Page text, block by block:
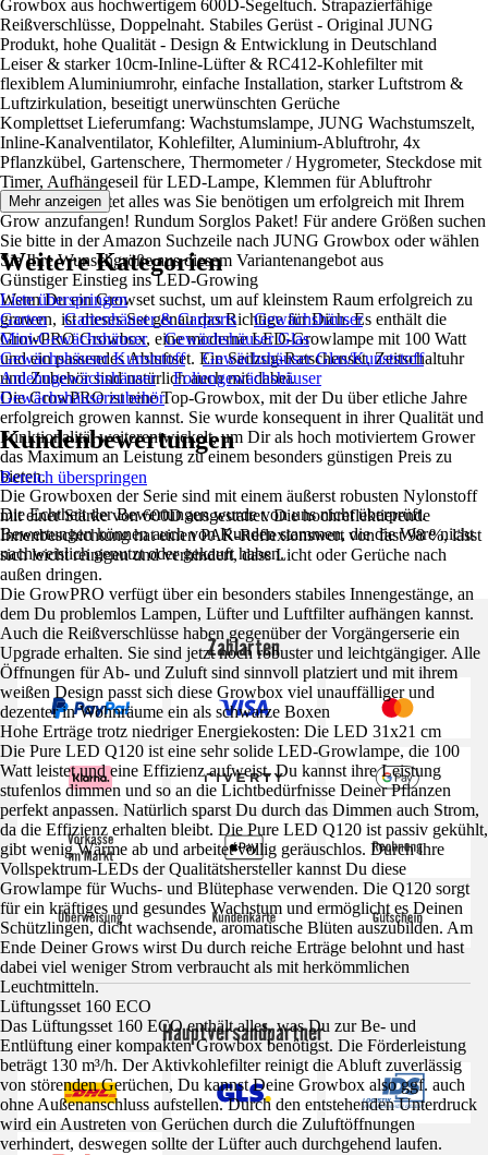
Growbox aus hochwertigem 600D-Segeltuch. Strapazierfähige
Reißverschlüsse, Doppelnaht. Stabiles Gerüst - Original JUNG
Produkt, hohe Qualität - Design & Entwicklung in Deutschland
Leiser & starker 10cm-Inline-Lüfter & RC412-Kohlefilter mit
flexiblem Aluminiumrohr, einfache Installation, starker Luftstrom &
Luftzirkulation, beseitigt unerwünschten Gerüche
Komplettset Lieferumfang: Wachstumslampe, JUNG Wachstumszelt,
Inline-Kanalventilator, Kohlefilter, Aluminium-Abluftrohr, 4x
Pflanzkübel, Gartenschere, Thermometer / Hygrometer, Steckdose mit
Timer, Aufhängeseil für LED-Lampe, Klemmen für Abluftrohr
Das Set beinhaltet alles was Sie benötigen um erfolgreich mit Ihrem
Grow anzufangen! Rundum Sorglos Paket! Für andere Größen suchen
Sie bitte in der Amazon Suchzeile nach JUNG Growbox oder wählen
Sie Ihre Wunschgröße aus diesem Variantenangebot aus
Günstiger Einstieg ins LED-Growing
Wenn Du ein Growset suchst, um auf kleinstem Raum erfolgreich zu
growen, ist dieses Set genau das Richtige für Dich. Es enthält die
GrowPRO Growbox, eine moderne LED-Growlampe mit 100 Watt
und ein passendes Abluftset. Ein Seilzug-Ratschenset, Zeitschaltuhr
und Zubehör sind natürlich auch mit dabei.
Die GrowPRO ist eine Top-Growbox, mit der Du über etliche Jahre
erfolgreich growen kannst. Sie wurde konsequent in ihrer Qualität und
Funktionalität weiterentwickelt, um Dir als hoch motiviertem Grower
das Maximum an Leistung zu einem besonders günstigen Preis zu
bieten.
Die Growboxen der Serie sind mit einem äußerst robusten Nylonstoff
mit einer Stärke von 600D ausgestattet. Die hochreflektierende
Innenbeschichtung hat einen PAR-Reflexionswert von fast 98 %, lässt
sich leicht reinigen und verhindert, dass Licht oder Gerüche nach
außen dringen.
Die GrowPRO verfügt über ein besonders stabiles Innengestänge, an
dem Du problemlos Lampen, Lüfter und Luftfilter aufhängen kannst.
Auch die Reißverschlüsse haben gegenüber der Vorgängerserie ein
Upgrade erhalten. Sie sind jetzt noch robuster und leichtgängiger. Alle
Öffnungen für Ab- und Zuluft sind sinnvoll platziert und mit ihrem
weißen Design passt sich diese Growbox viel unauffälliger und
dezenter in Wohnräume ein als schwarze Boxen
Hohe Erträge trotz niedriger Energiekosten: Die LED 31x21 cm
Die Pure LED Q120 ist eine sehr solide LED-Growlampe, die 100
Watt leistet und eine Effizienz aufweist. Du kannst ihre Leistung
stufenlos dimmen und so an die Lichtbedürfnisse Deiner Pflanzen
perfekt anpassen. Natürlich sparst Du durch das Dimmen auch Strom,
da die Effizienz erhalten bleibt. Die Pure LED Q120 ist passiv gekühlt,
gibt wenig Wärme ab und arbeitet völlig geräuschlos. Durch ihre
Vollspektrum-LEDs der Qualitätshersteller kannst Du diese
Growlampe für Wuchs- und Blütephase verwenden. Die Q120 sorgt
für ein kräftiges und gesundes Wachstum und ermöglicht es Deinen
Schützlingen, dicht wachsende, aromatische Blüten auszubilden. Am
Ende Deiner Grows wirst Du durch reiche Erträge belohnt und hast
dabei viel weniger Strom verbraucht als mit herkömmlichen
Leuchtmitteln.
Lüftungsset 160 ECO
Das Lüftungsset 160 ECO enthält alles, was Du zur Be- und
Entlüftung einer kompakten Growbox benötigst. Die Förderleistung
beträgt 130 m³/h. Der Aktivkohlefilter reinigt die Abluft zuverlässig
von störenden Gerüchen, Du kannst Deine Growbox also ggf. auch
ohne Außenanschluss aufstellen. Durch den entstehenden Unterdruck
wird ein Austreten von Gerüchen durch die Zuluftöffnungen
verhindert, deswegen sollte der Lüfter auch durchgehend laufen.
Mehr anzeigen
Weitere Kategorien
Liste überspringen
Garten
Gartenhäuser & Carports
Gewächshäuser
Mini-Gewächshäuser
Gewächshäuser Glas
Gewächshäuser Kunststoff
Gewächshäuser Glas/Kunststoff
Anlehngewächshäuser
Foliengewächshäuser
Gewächshäuserzubehör
Kundenbewertungen
Bereich überspringen
Die Echtheit der Bewertungen wurde von uns nicht überprüft.
Bewertungen können auch von Kunden stammen, die die Ware nicht
nachweislich genutzt oder gekauft haben.
Zahlarten
Hauptversandpartner